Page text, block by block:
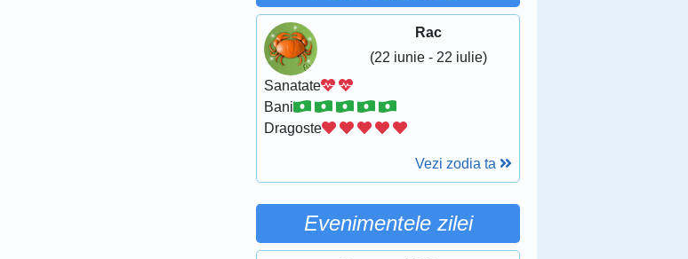
Rac
(22 iunie - 22 iulie)
Sanatate
Bani
Dragoste
Vezi zodia ta
Evenimentele zilei